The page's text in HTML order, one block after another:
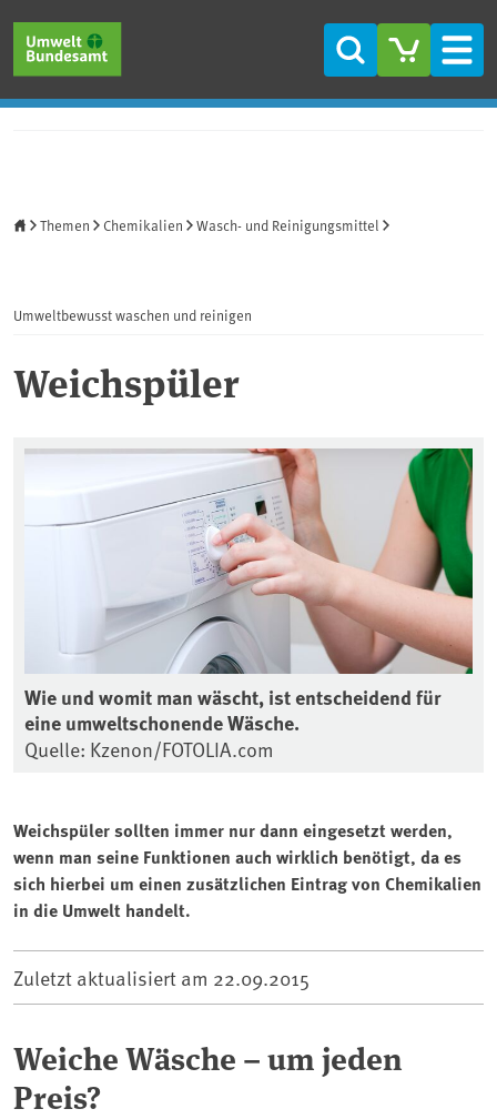
Suche
Themen Chemikalien Wasch- und Reinigungsmittel
Umweltbewusst waschen und reinigen
Weichspüler
Wie und womit man wäscht, ist entscheidend für
eine umweltschonende Wäsche.
Quelle: Kzenon/FOTOLIA.com
Weichspüler sollten immer nur dann eingesetzt werden,
wenn man seine Funktionen auch wirklich benötigt, da es
sich hierbei um einen zusätzlichen Eintrag von Chemikalien
in die Umwelt handelt.
Zuletzt aktualisiert am 22.09.2015
Weiche Wäsche – um jeden
Preis?